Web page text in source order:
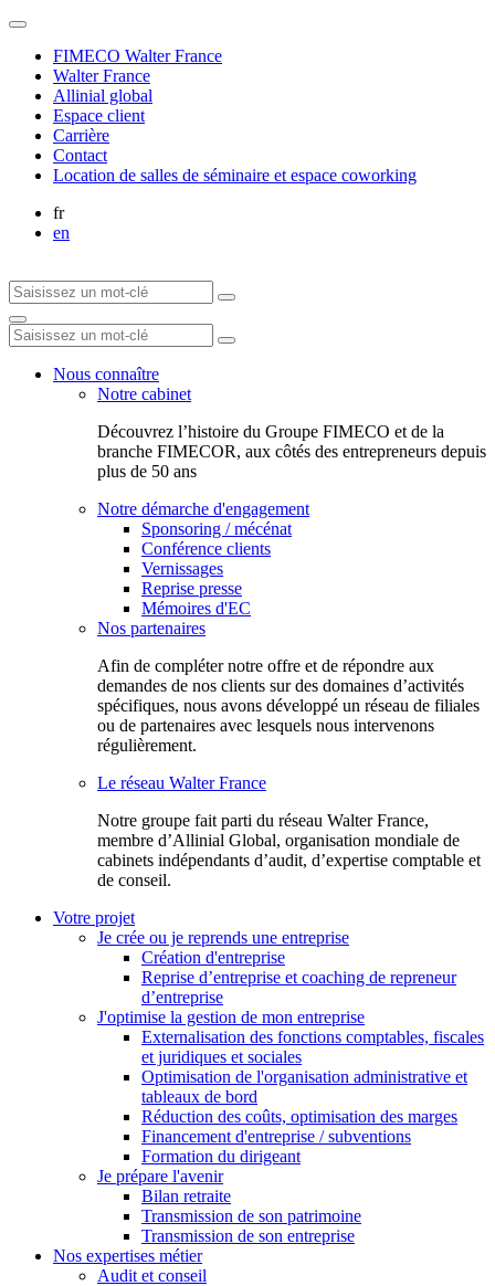
FIMECO Walter France
Walter France
Allinial global
Espace client
Carrière
Contact
Location de salles de séminaire et espace coworking
fr
en
Nous connaître
Notre cabinet
Découvrez l’histoire du Groupe FIMECO et de la
branche FIMECOR, aux côtés des entrepreneurs depuis
plus de 50 ans
Notre démarche d'engagement
Sponsoring / mécénat
Conférence clients
Vernissages
Reprise presse
Mémoires d'EC
Nos partenaires
Afin de compléter notre offre et de répondre aux
demandes de nos clients sur des domaines d’activités
spécifiques, nous avons développé un réseau de filiales
ou de partenaires avec lesquels nous intervenons
régulièrement.
Le réseau Walter France
Notr​e groupe fait parti du réseau Walter France,
membre d’Allinial Global, organisation mondiale de
cabinets indépendants d’audit, d’expertise comptable et
de conseil.
Votre projet
Je crée ou je reprends une entreprise
Création d'entreprise
Reprise d’entreprise et coaching de repreneur
d’entreprise
J'optimise la gestion de mon entreprise
Externalisation des fonctions comptables, fiscales
et juridiques et sociales
Optimisation de l'organisation administrative et
tableaux de bord
Réduction des coûts, optimisation des marges
Financement d'entreprise / subventions
Formation du dirigeant
Je prépare l'avenir
Bilan retraite
Transmission de son patrimoine
Transmission de son entreprise
Nos expertises métier
Audit et conseil